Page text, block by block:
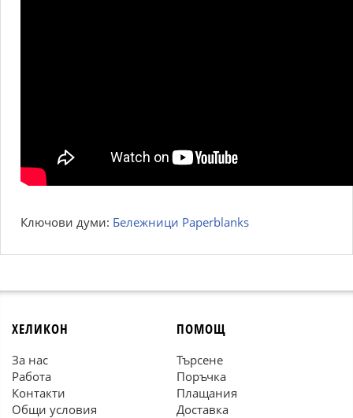
Ключови думи: Бележници Paperblanks
ХЕЛИКОН
За нас
Работа
Контакти
Общи условия
ПОМОЩ
Търсене
Поръчка
Плащания
Доставка